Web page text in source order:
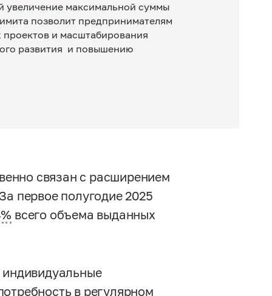
увеличение максимальной суммы
позволит предпринимателям
и масштабирования
развития и повышению
связан с расширением
первое полугодие 2025
всего объема выданных
в регулярном